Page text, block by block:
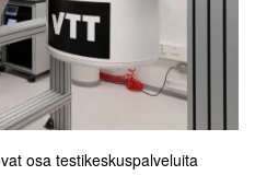
osa testikeskuspalveluita